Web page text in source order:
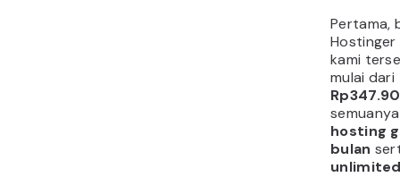
Pertama,
Hostinger
kami
mulai dari
hosting
bulan